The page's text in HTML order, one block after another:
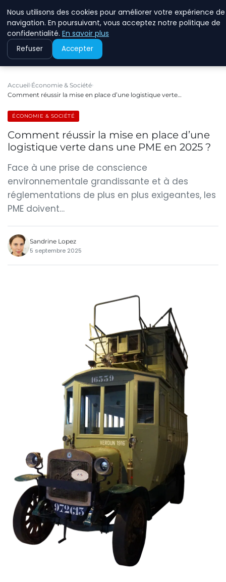
Accueil Économie & Société
Comment réussir la mise en place d’une logistique verte…
ÉCONOMIE & SOCIÉTÉ
Comment réussir la mise en place d’une
logistique verte dans une PME en 2025 ?
Face à une prise de conscience
environnementale grandissante et à des
réglementations de plus en plus exigeantes, les
PME doivent…
Sandrine Lopez
5 septembre 2025
Nous utilisons des cookies pour améliorer votre expérience de
navigation. En poursuivant, vous acceptez notre politique de
confidentialité. En savoir plus
Refuser Accepter